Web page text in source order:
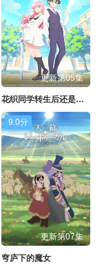
更新第05集
花织同学转生后还是想干架
9.0分
更新第07集
穹庐下的魔女